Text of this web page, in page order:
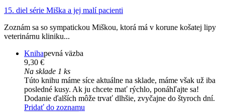
15. diel série Miška a jej malí pacienti
Zoznám sa so sympatickou Miškou, ktorá má v korune košatej lipy
veterinárnu kliniku...
Knihapevná väzba
9,30 €
Na sklade 1 ks
Túto knihu máme síce aktuálne na sklade, máme však už iba
posledné kusy. Ak ju chcete mať rýchlo, ponáhľajte sa!
Dodanie ďalších môže trvať dlhšie, zvyčajne do štyroch dní.
Pridať do zoznamu